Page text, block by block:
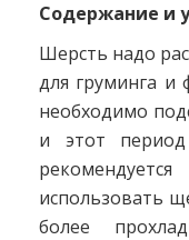
Содержание и
Шерсть надо
для груминга
необходимо
и этот
использовать
более